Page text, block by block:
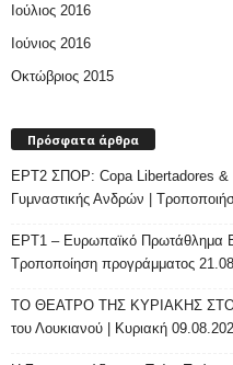
Ιούλιος 2016
Ιούνιος 2016
Οκτώβριος 2015
Πρόσφατα άρθρα
ΕΡΤ2 ΣΠΟΡ: Copa Libertadores
Γυμναστικής Ανδρών |
ΕΡΤ1 – Ευρωπαϊκό Πρωτάθλημα
Τροποποίηση προγράμματος
ΤΟ ΘΕΑΤΡΟ ΤΗΣ ΚΥΡΙΑΚΗΣ ΣΤΟ
του Λουκιανού | Κυριακή